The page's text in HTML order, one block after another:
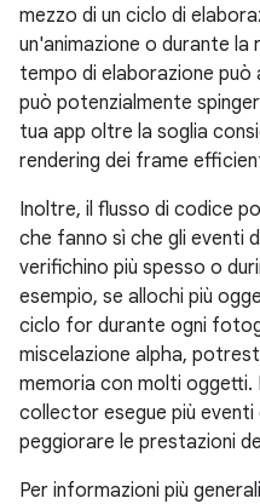
mezzo di un ciclo di
un'animazione o durante la
tempo di elaborazione
può potenzialmente
tua app oltre la soglia
rendering dei frame
Inoltre, il flusso di codice
che fanno sì che gli eventi
verifichino più spesso o
esempio, se allochi più
ciclo for durante ogni
miscelazione alpha,
memoria con molti oggetti.
collector esegue più
peggiorare le prestazioni
Per informazioni più